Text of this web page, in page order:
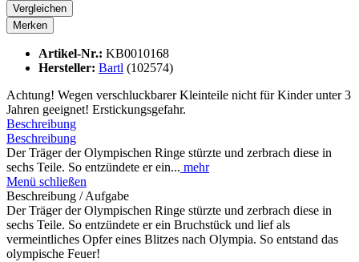
Vergleichen
Merken
Artikel-Nr.: KB0010168
Hersteller: Bartl (102574)
Achtung! Wegen verschluckbarer Kleinteile nicht für Kinder unter 3
Jahren geeignet! Erstickungsgefahr.
Beschreibung
Beschreibung
Der Träger der Olympischen Ringe stürzte und zerbrach diese in
sechs Teile. So entzündete er ein... mehr
Menü schließen
Beschreibung / Aufgabe
Der Träger der Olympischen Ringe stürzte und zerbrach diese in
sechs Teile. So entzündete er ein Bruchstück und lief als
vermeintliches Opfer eines Blitzes nach Olympia. So entstand das
olympische Feuer!